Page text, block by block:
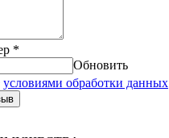
*
Обновить
условиями обработки данных